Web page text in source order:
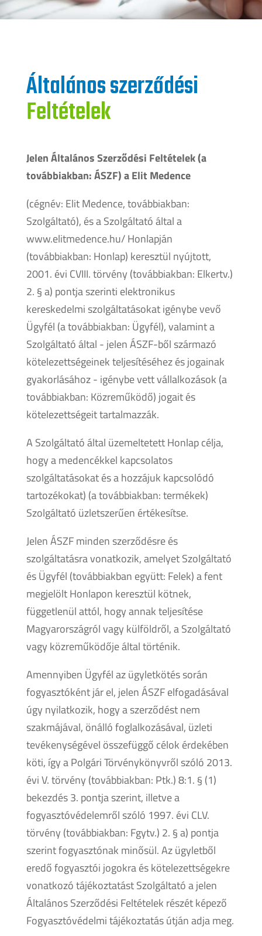
Általános szerződési
Feltételek
Jelen Általános Szerződési Feltételek (a
továbbiakban: ÁSZF) a Elit Medence
(cégnév: Elit Medence, továbbiakban:
Szolgáltató), és a Szolgáltató által a
www.elitmedence.hu/ Honlapján
(továbbiakban: Honlap) keresztül nyújtott,
2001. évi CVIII. törvény (továbbiakban: Elkertv.)
2. § a) pontja szerinti elektronikus
kereskedelmi szolgáltatásokat igénybe vevő
Ügyfél (a továbbiakban: Ügyfél), valamint a
Szolgáltató által - jelen ÁSZF-ből származó
kötelezettségeinek teljesítéséhez és jogainak
gyakorlásához - igénybe vett vállalkozások (a
továbbiakban: Közreműködő) jogait és
kötelezettségeit tartalmazzák.
A Szolgáltató által üzemeltetett Honlap célja,
hogy a medencékkel kapcsolatos
szolgáltatásokat és a hozzájuk kapcsolódó
tartozékokat) (a továbbiakban: termékek)
Szolgáltató üzletszerűen értékesítse.
Jelen ÁSZF minden szerződésre és
szolgáltatásra vonatkozik, amelyet Szolgáltató
és Ügyfél (továbbiakban együtt: Felek) a fent
megjelölt Honlapon keresztül kötnek,
függetlenül attól, hogy annak teljesítése
Magyarországról vagy külföldről, a Szolgáltató
vagy közreműködője által történik.
Amennyiben Ügyfél az ügyletkötés során
fogyasztóként jár el, jelen ÁSZF elfogadásával
úgy nyilatkozik, hogy a szerződést nem
szakmájával, önálló foglalkozásával, üzleti
tevékenységével összefüggő célok érdekében
köti, így a Polgári Törvénykönyvről szóló 2013.
évi V. törvény (továbbiakban: Ptk.) 8:1. § (1)
bekezdés 3. pontja szerint, illetve a
fogyasztóvédelemről szóló 1997. évi CLV.
törvény (továbbiakban: Fgytv.) 2. § a) pontja
szerint fogyasztónak minősül. Az ügyletből
eredő fogyasztói jogokra és kötelezettségekre
vonatkozó tájékoztatást Szolgáltató a jelen
Általános Szerződési Feltételek részét képező
Fogyasztóvédelmi tájékoztatás útján adja meg.